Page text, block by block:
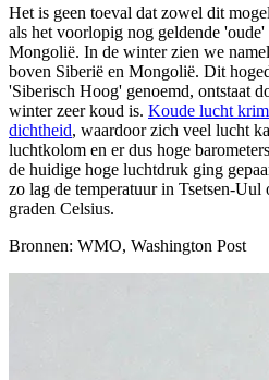
Het is geen toeval dat zowel dit
als het voorlopig nog geldende
Mongolië. In de winter zien we
boven Siberië en Mongolië. Dit
'Siberisch Hoog' genoemd, ontstaat
winter zeer koud is. Koude lucht
dichtheid, waardoor zich veel lucht
luchtkolom en er dus hoge
de huidige hoge luchtdruk ging
zo lag de temperatuur in Tsetsen-
graden Celsius.
Bronnen: WMO, Washington Post